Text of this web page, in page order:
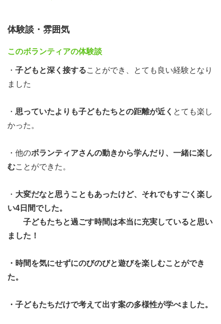
◆日程申込状況
名
ア定員
状況
月17日（日）
あり
各日程10名程度 原則先着順
1泊2日の宿泊体験型キャンプにおける参加者の生活面・活
体験談・雰囲気
このボランティアの体験談
・ 子どもと深く接することができ、とても良い経験となり
ました
・ 思っていたよりも子どもたちとの距離が近く とても楽し
かった。
・他のボランティアさんの動きから学んだり、一緒に楽し
むことができた。
・ 大変だなと思うこともあったけど、それでもすごく楽し
い4日間でした。
子どもたちと過ごす時間は本当に充実していると思い
ました！
・時間を気にせずにのびのびと遊びを楽しむことができ
た。
・子どもたちだけで考えて出す案の多様性が学べました。